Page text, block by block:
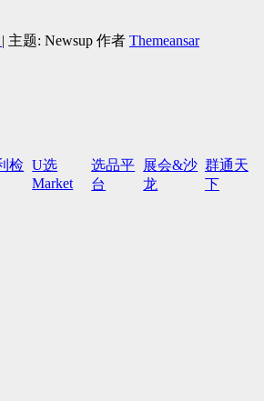
| 主题: Newsup 作者 Themeansar
检
U选
Market
选品平
台
展会&沙
龙
群通天
下